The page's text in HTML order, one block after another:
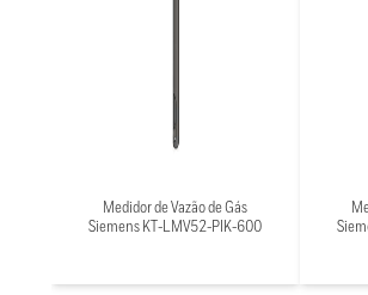
Medidor de Vazão de Gás
Siemens KT-LMV52-PIK-600